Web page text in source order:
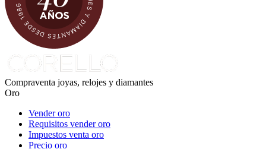
Compraventa joyas, relojes y diamantes
Oro
Vender oro
Requisitos vender oro
Impuestos venta oro
Precio oro